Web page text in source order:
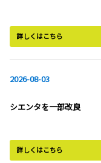
詳しくはこちら
2026-08-03
シエンタを一部改良
詳しくはこちら